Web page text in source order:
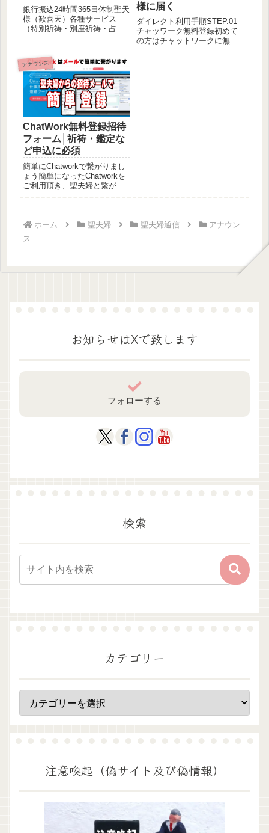
銀行振込24時間365日体制聖天
様（歓喜天）各種サービス
（特別祈祷・別座祈祷・占い
様に届く
ダイレクト利用手順STEP.01
チャッワーク無料登録初めて
の方はチャットワークに無料
アナウンス
ChatWork無料登録招待
フォーム│祈祷・鑑定な
ど申込に必須
簡単にChatworkで繋がりまし
ょう簡単になったChatworkを
ご利用頂き、聖夫婦と繋がり
ホーム 聖夫婦 聖夫婦通信
アナウン
ス
お知らせはXで致します
フォローする
検索
カテゴリー
注意喚起（偽サイト及び偽情報）